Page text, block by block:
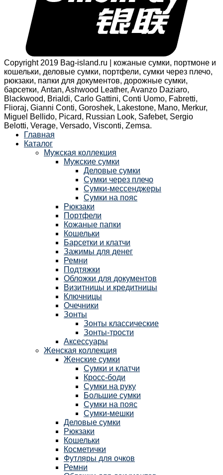
Copyright 2019 Bag-island.ru | кожаные сумки, портмоне и
кошельки, деловые сумки, портфели, сумки через плечо,
рюкзаки, папки для документов, дорожные сумки,
барсетки, Antan, Ashwood Leather, Avanzo Daziaro,
Blackwood, Brialdi, Carlo Gattini, Conti Uomo, Fabretti,
Flioraj, Gianni Conti, Goroshek, Lakestone, Mano, Merkur,
Miguel Bellido, Picard, Russian Look, Safebet, Sergio
Belotti, Verage, Versado, Visconti, Zemsa.
Главная
Каталог
Мужская коллекция
Мужские сумки
Деловые сумки
Сумки через плечо
Сумки-мессенджеры
Сумки на пояс
Рюкзаки
Портфели
Кожаные папки
Кошельки
Барсетки и клатчи
Зажимы для денег
Ремни
Подтяжки
Обложки для документов
Визитницы и кредитницы
Ключницы
Очечники
Зонты
Зонты классические
Зонты-трости
Аксессуары
Женская коллекция
Женские сумки
Сумки и клатчи
Кросс-боди
Сумки на руку
Большие сумки
Сумки на пояс
Сумки-мешки
Деловые сумки
Рюкзаки
Кошельки
Косметички
Футляры для очков
Ремни